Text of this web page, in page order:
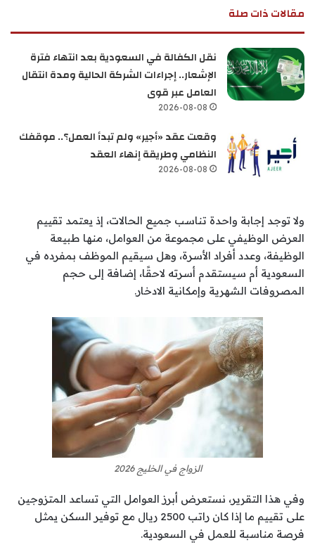
مقالات ذات صلة
نقل الكفالة في السعودية بعد انتهاء فترة
الإشعار.. إجراءات الشركة الحالية ومدة انتقال
العامل عبر قوى
2026-08-08
وقعت عقد «أجير» ولم تبدأ العمل؟.. موقفك
النظامي وطريقة إنهاء العقد
2026-08-08
ولا توجد إجابة واحدة تناسب جميع الحالات، إذ يعتمد تقييم
العرض الوظيفي على مجموعة من العوامل، منها طبيعة
الوظيفة، وعدد أفراد الأسرة، وهل سيقيم الموظف بمفرده في
السعودية أم سيستقدم أسرته لاحقًا، إضافة إلى حجم
المصروفات الشهرية وإمكانية الادخار.
الزواج في الخليج 2026
وفي هذا التقرير، نستعرض أبرز العوامل التي تساعد المتزوجين
على تقييم ما إذا كان راتب 2500 ريال مع توفير السكن يمثل
فرصة مناسبة للعمل في السعودية.